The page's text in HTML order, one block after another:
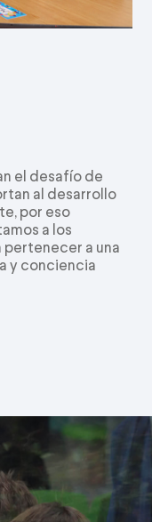
el desafío de
al desarrollo
por eso
a los
a una
y conciencia